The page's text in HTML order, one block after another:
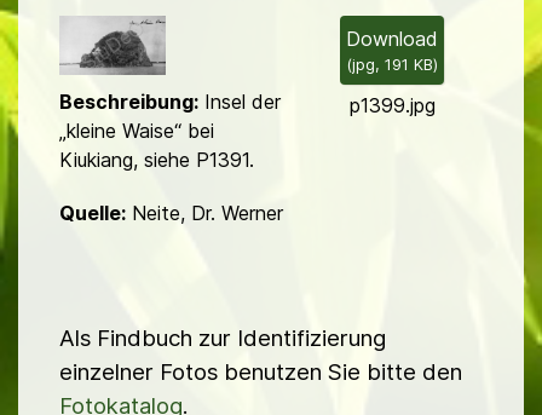
l
d
Download
(jpg, 191 KB)
p1399.jpg
Beschreibung: Insel der
„kleine Waise“ bei
Kiukiang, siehe P1391.
Quelle: Neite, Dr. Werner
Als Findbuch zur Identifizierung
einzelner Fotos benutzen Sie bitte den
Fotokatalog.